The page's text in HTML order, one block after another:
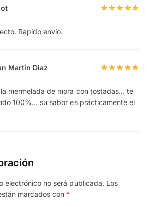
Rapido envio.
Martin Diaz
mermelada de mora con tostadas… te
100%… su sabor es prácticamente el
electrónico no será publicada. Los
marcados con *